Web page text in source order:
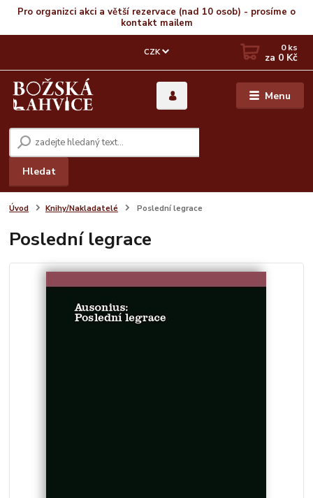
Pro organizci akci a větší rezervace (nad 10 osob) - prosíme o
kontakt mailem
Menu
CZK
Hledat
0ks
za 0 Kč
Úvod Knihy/Nakladatelé Poslední legrace
Poslední legrace